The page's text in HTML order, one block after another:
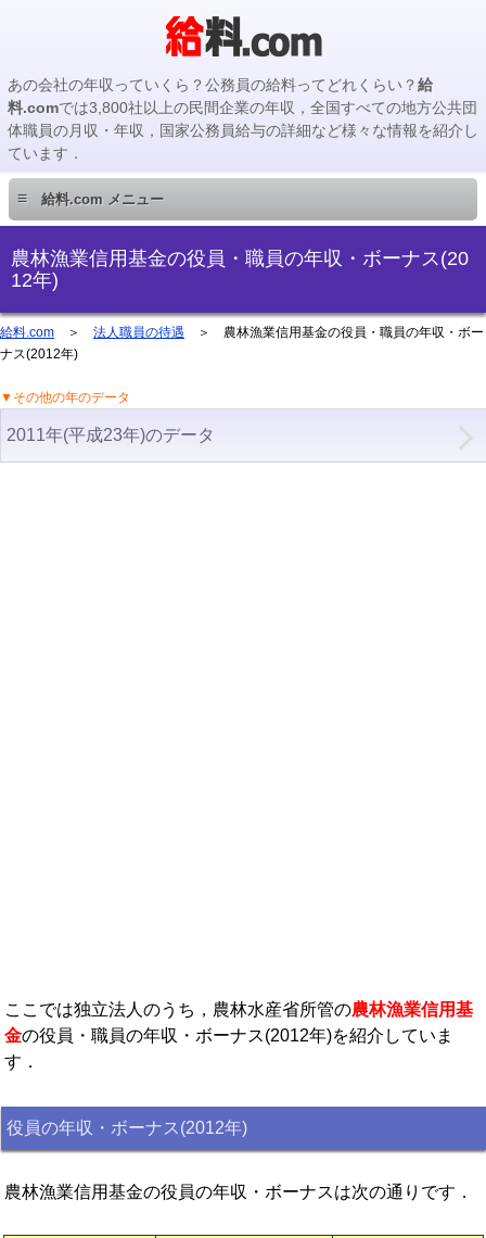
あの会社の年収っていくら？公務員の給料ってどれくらい？給
料.comでは3,800社以上の民間企業の年収，全国すべての地方公共団
体職員の月収・年収，国家公務員給与の詳細など様々な情報を紹介し
ています．
≡ 給料.com メニュー
民間企業編
地方公務員編
地方公務員給料検索
主要企業の年収検索
農林漁業信用基金の役員・職員の年収・ボーナス(20
12年)
給料.com ＞ 法人職員の待遇 ＞ 農林漁業信用基金の役員・職員の年収・ボー
ナス(2012年)
▼その他の年のデータ
2011年(平成23年)のデータ
ここでは独立法人のうち，農林水産省所管の農林漁業信用基
金の役員・職員の年収・ボーナス(2012年)を紹介していま
す．
役員の年収・ボーナス(2012年)
農林漁業信用基金の役員の年収・ボーナスは次の通りです．